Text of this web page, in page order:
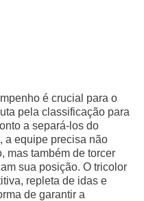
é crucial para o
pela classificação para
a separá-los do
a equipe precisa não
mas também de torcer
sua posição. O tricolor
repleta de idas e
de garantir a